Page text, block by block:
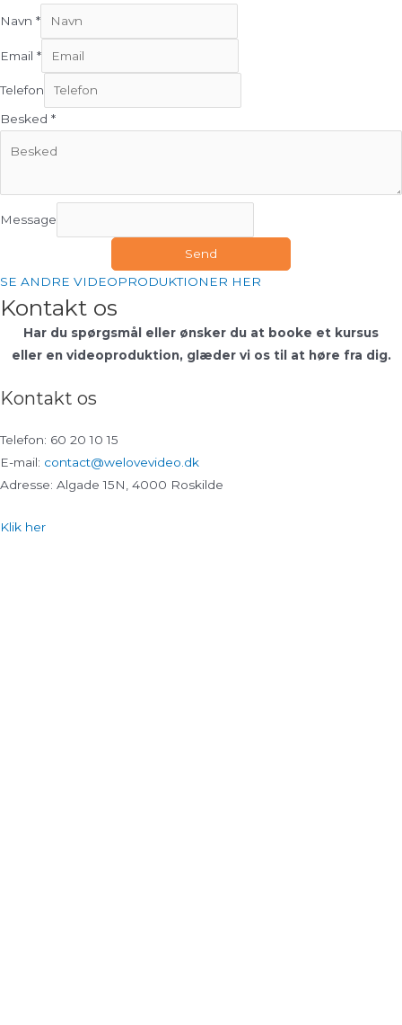
Navn *
Email *
Telefon
Besked *
Message
Send
SE ANDRE VIDEOPRODUKTIONER HER
Kontakt os
Har du spørgsmål eller ønsker du at booke et kursus
eller en videoproduktion, glæder vi os til at høre fra dig.
Kontakt os
Telefon: 60 20 10 15
E-mail: contact@welovevideo.dk
Adresse: Algade 15N, 4000 Roskilde
Klik her